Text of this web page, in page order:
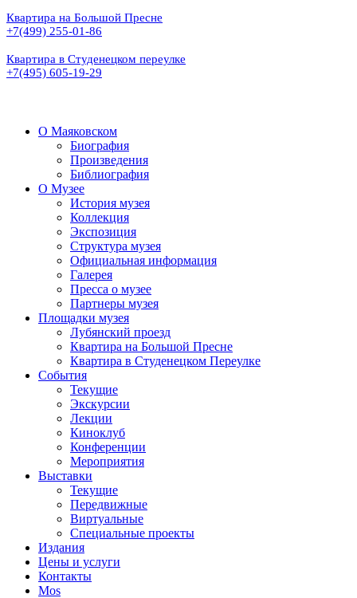
Квартира на Большой Пресне
+7(499) 255-01-86
Квартира в Студенецком переулке
+7(495) 605-19-29
О Маяковском
Биография
Произведения
Библиография
О Музее
История музея
Коллекция
Экспозиция
Структура музея
Официальная информация
Галерея
Пресса о музее
Партнеры музея
Площадки музея
Лубянский проезд
Квартира на Большой Пресне
Квартира в Студенецком Переулке
События
Текущие
Экскурсии
Лекции
Киноклуб
Конференции
Мероприятия
Выставки
Текущие
Передвижные
Виртуальные
Специальные проекты
Издания
Цены и услуги
Контакты
Mos